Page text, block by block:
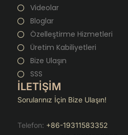
Videolar
Bloglar
Özelleştirme Hizmetleri
Üretim Kabiliyetleri
Bize Ulaşın
SSS
İLETİŞİM
Sorularınız İçin Bize Ulaşın!
Telefon: +86-19311583352